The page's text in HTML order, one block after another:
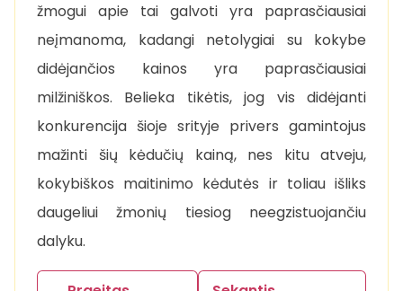
žmogui apie tai galvoti yra paprasčiausiai
neįmanoma, kadangi netolygiai su kokybe
didėjančios kainos yra paprasčiausiai
milžiniškos. Belieka tikėtis, jog vis didėjanti
konkurencija šioje srityje privers gamintojus
mažinti šių kėdučių kainą, nes kitu atveju,
kokybiškos maitinimo kėdutės ir toliau išliks
daugeliui žmonių tiesiog neegzistuojančiu
dalyku.